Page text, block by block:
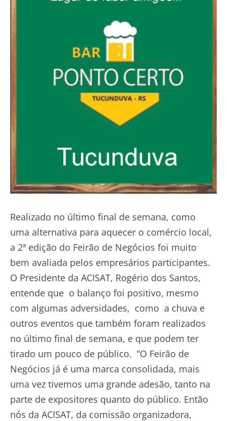
Realizado no último final de semana, como
uma alternativa para aquecer o comércio local,
a 2ª edição do Feirão de Negócios foi muito
bem avaliada pelos empresários participantes.
O Presidente da ACISAT, Rogério dos Santos,
entende que o balanço foi positivo, mesmo
com algumas adversidades, como a chuva e
outros eventos que também foram realizados
no último final de semana, e que podem ter
tirado um pouco de público. “O Feirão de
Negócios já é uma marca consolidada, mais
uma vez tivemos uma grande adesão, tanto na
parte de expositores quanto do público. Então
nós da ACISAT, da comissão organizadora,